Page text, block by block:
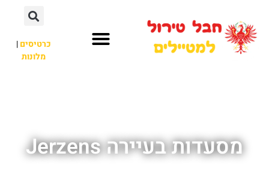
כרטיסים|
מלונות
מסעדות בעיירה Jerzens